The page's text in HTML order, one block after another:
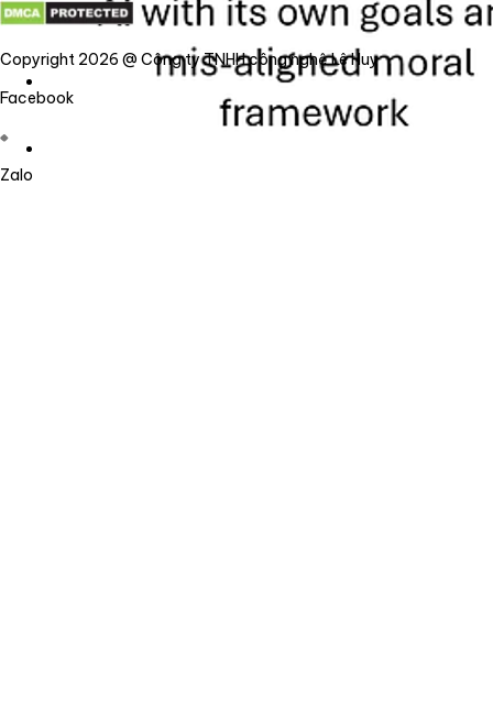
Copyright 2026 @ Công ty TNHH công nghệ Lê Huy
Facebook
Zalo